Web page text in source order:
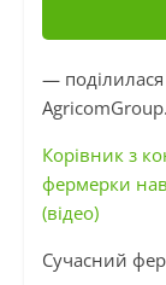
—
AgricomGroup.
Корівник з
фермерки
(відео)
Сучасний